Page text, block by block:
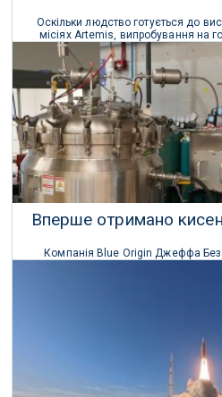
Оскільки людство готується до
місіях Artemis, випробування на
матимуть вирішальне значення
22 Квітня
Вперше отримано
Компанія Blue Origin Джеффа